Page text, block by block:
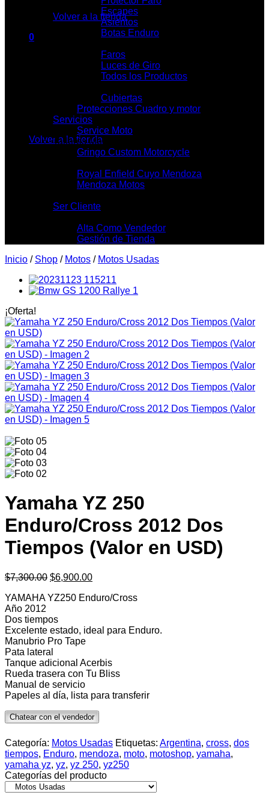
Volver a la tienda
0
No hay productos en el carrito.
Volver a la tienda
Escapes
Asientos
Botas Enduro
Faros
Luces de Giro
Todos los Productos
Cubiertas
Protecciones Cuadro y motor
Servicios
Service Moto
Talleres Mecánicos
Gringo Custom Motorcycle
Royal Enfield Cuyo Mendoza
Mendoza Motos
Ser Cliente
Alta Como Vendedor
Gestión de Tienda
Inicio / Shop / Motos / Motos Usadas
¡Oferta!
Yamaha YZ 250
Enduro/Cross 2012 Dos
Tiempos (Valor en USD)
$7,300.00 El
original
$7,300.00.
$6,900.00El
actual
YAMAHA YZ250 Enduro/Cross
Año 2012
Dos tiempos
Excelente estado, ideal para Enduro.
Manubrio Pro Tape
Pata lateral
Tanque adicional Acerbis
Rueda trasera con Tu Bliss
Manual de servicio
Papeles al día, lista para transferir
Chatear con el vendedor
Categoría: Motos Usadas Etiquetas: Argentina, cross, dos
tiempos, Enduro, mendoza, moto, motoshop, yamaha,
yamaha yz, yz, yz 250, yz250
Categorías del producto